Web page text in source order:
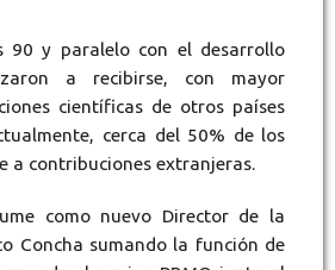
90 y paralelo con el desarrollo
a recibirse, con mayor
científicas de otros países
cerca del 50% de los
a contribuciones extranjeras.
como nuevo Director de la
Concha sumando la función de